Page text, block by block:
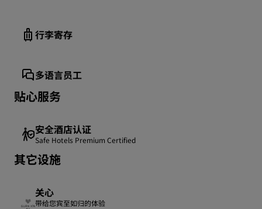
行李寄存
多语言员工
贴心服务
安全酒店认证
Safe Hotels Premium Certified
其它设施
关心
带给您宾至如归的体验